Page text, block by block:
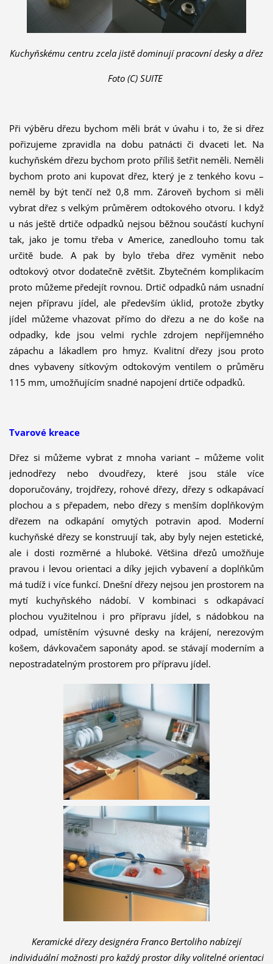
Kuchyňskému centru zcela jistě dominují pracovní desky a dřez
Foto (C) SUITE
Při výběru dřezu bychom měli brát v úvahu i to, že si dřez
pořizujeme zpravidla na dobu patnácti či dvaceti let. Na
kuchyňském dřezu bychom proto příliš šetřit neměli. Neměli
bychom proto ani kupovat dřez, který je z tenkého kovu –
neměl by být tenčí než 0,8 mm. Zároveň bychom si měli
vybrat dřez s velkým průměrem odtokového otvoru. I když
u nás ještě drtiče odpadků nejsou běžnou součástí kuchyní
tak, jako je tomu třeba v Americe, zanedlouho tomu tak
určitě bude. A pak by bylo třeba dřez vyměnit nebo
odtokový otvor dodatečně zvětšit. Zbytečném komplikacím
proto můžeme předejít rovnou. Drtič odpadků nám usnadní
nejen přípravu jídel, ale především úklid, protože zbytky
jídel můžeme vhazovat přímo do dřezu a ne do koše na
odpadky, kde jsou velmi rychle zdrojem nepříjemného
zápachu a lákadlem pro hmyz. Kvalitní dřezy jsou proto
dnes vybaveny sítkovým odtokovým ventilem o průměru
115 mm, umožňujícím snadné napojení drtiče odpadků.
Tvarové kreace
Dřez si můžeme vybrat z mnoha variant – můžeme volit
jednodřezy nebo dvoudřezy, které jsou stále více
doporučovány, trojdřezy, rohové dřezy, dřezy s odkapávací
plochou a s přepadem, nebo dřezy s menším doplňkovým
dřezem na odkapání omytých potravin apod. Moderní
kuchyňské dřezy se konstruují tak, aby byly nejen estetické,
ale i dosti rozměrné a hluboké. Většina dřezů umožňuje
pravou i levou orientaci a díky jejich vybavení a doplňkům
má tudíž i více funkcí. Dnešní dřezy nejsou jen prostorem na
mytí kuchyňského nádobí. V kombinaci s odkapávací
plochou využitelnou i pro přípravu jídel, s nádobkou na
odpad, umístěním výsuvné desky na krájení, nerezovým
košem, dávkovačem saponáty apod. se stávají moderním a
nepostradatelným prostorem pro přípravu jídel.
Keramické dřezy designéra Franco Bertoliho nabízejí
individuální možnosti pro každý prostor díky volitelné orientaci